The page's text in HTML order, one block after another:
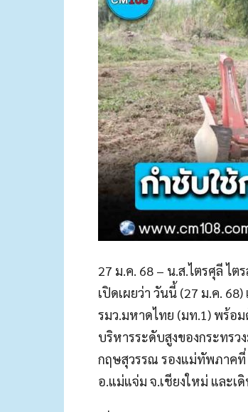
27 ม.ค. 68 – น.ส.ไตรศุลี ไ
เปิดเผยว่า วันนี้ (27 ม.ค.
รมว.มหาดไทย (มท.1) พร้อ
บริหารระดับสูงของกระทร
กฤษสุวรรณ รองแม่ทัพภาคที่
อ.แม่แจ่ม จ.เชียงใหม่ และเ